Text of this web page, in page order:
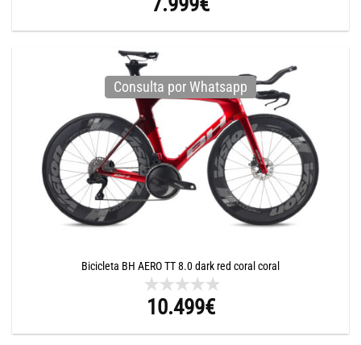
Consulta por Whatsapp
Bicicleta BH AERO TT 8.0 dark red coral coral
10.499€